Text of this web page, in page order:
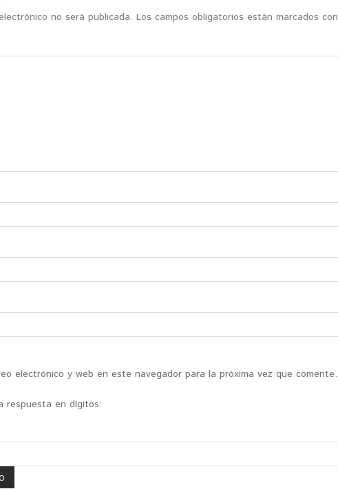
no será publicada. Los campos obligatorios están marcados con
electrónico y web en este navegador para la próxima vez que comente.
respuesta en dígitos: